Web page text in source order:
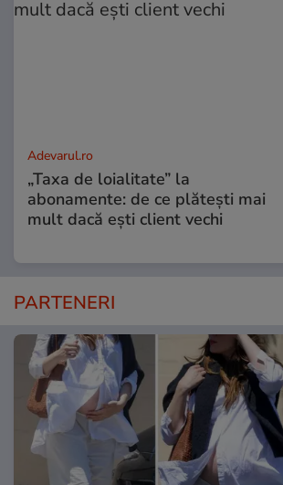
Adevarul.ro
„Taxa de loialitate” la
abonamente: de ce plătești mai
mult dacă ești client vechi
PARTENERI